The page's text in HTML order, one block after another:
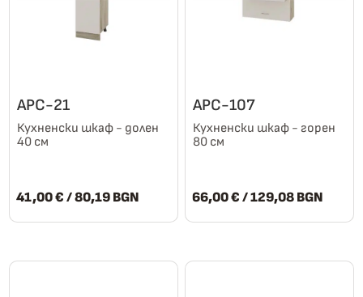
АРС-21
Кухненски шкаф - долен
40 см
41,00€ / 80,19 BGN
АРС-107
Кухненски шкаф - горен
80 см
66,00€ / 129,08 BGN